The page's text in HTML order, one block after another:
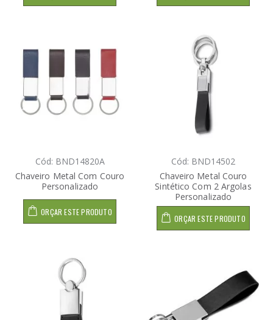
Cód: BND14820A
Chaveiro Metal Com Couro
Personalizado
ORÇAR ESTE PRODUTO
Cód: BND14502
Chaveiro Metal Couro
Sintético Com 2 Argolas
Personalizado
ORÇAR ESTE PRODUTO